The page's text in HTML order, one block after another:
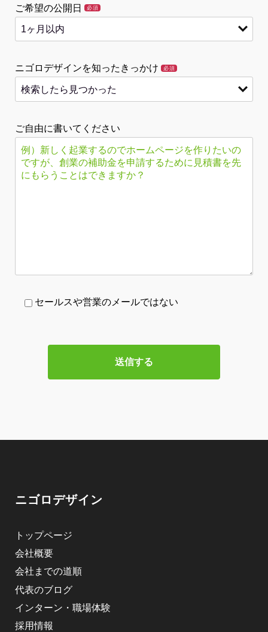
ご希望の公開日 必須
ニゴロデザインを知ったきっかけ 必須
ご自由に書いてください
セールスや営業のメールではない
ニゴロデザイン
トップページ
会社概要
会社までの道順
代表のブログ
インターン・職場体験
採用情報